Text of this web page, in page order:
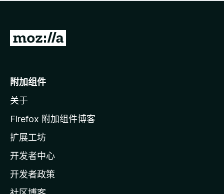
无
转
o
i
l
a
主
页
附加组件
关于
Firefox 附加组件博客
扩展工坊
开发者中心
开发者政策